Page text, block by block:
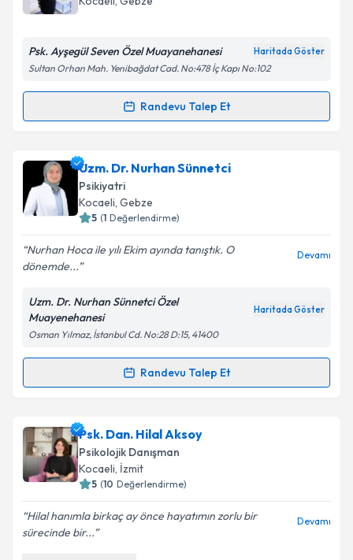
Kişisel verilerimin işlenmesine ilişkin
Metni'ni okudum ve kişisel verilerimin belirtilen
Takvim Talebini Gönder
Psk. Ayşegül Seven Özel Muayanehanesi Haritada Göster
Sultan Orhan Mah. Yenibağdat Cad. No:478 İç Kapı No:102
Randevu Talep Et
Randevu Takvimi Talebi
Psk. Ayşegül Seveniçin randevu takvimi talebi
oluşturun. Size bu uzmandan randevu almanız için bir
takvim hazırlandığında e-posta ile bilgilendireceğiz.
Kişisel verilerimin işlenmesine ilişkin
Aydınlatma
Metni'ni okudum ve kişisel verilerimin belirtilen
kapsamda işlenmesini kabul ediyorum.
Takvim Talebini Gönder
Uzm. Dr. Nurhan Sünnetci
Psikiyatri
Kocaeli, Gebze
5 (1 Değerlendirme)
Nurhan Hoca ile yılı Ekim ayında tanıştık. O
dönemde...
Devamı
Uzm. Dr. Nurhan Sünnetci Özel
Muayenehanesi
Haritada Göster
Osman Yılmaz, İstanbul Cd. No:28 D:15, 41400
Randevu Talep Et
Randevu Takvimi Talebi
Uzm. Dr. Nurhan Sünnetciiçin randevu takvimi
talebi oluşturun. Size bu uzmandan randevu almanız
için bir takvim hazırlandığında e-posta ile
bilgilendireceğiz.
E-posta Adresiniz
Psk. Dan. Hilal Aksoy
Psikolojik Danışman
Kocaeli, İzmit
5 (10 Değerlendirme)
Hilal hanımla birkaç ay önce hayatımın zorlu bir
sürecinde bir...
Devamı